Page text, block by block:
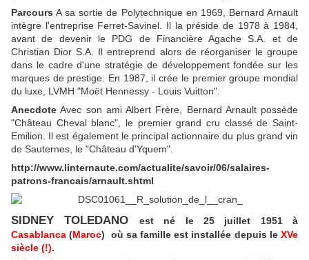
Parcours A sa sortie de Polytechnique en 1969, Bernard Arnault
intègre l'entreprise Ferret-Savinel. Il la préside de 1978 à 1984,
avant de devenir le PDG de Financière Agache S.A. et de
Christian Dior S.A. Il entreprend alors de réorganiser le groupe
dans le cadre d'une stratégie de développement fondée sur les
marques de prestige. En 1987, il crée le premier groupe mondial
du luxe, LVMH "Moët Hennessy - Louis Vuitton".
Anecdote Avec son ami Albert Frère, Bernard Arnault possède
"Château Cheval blanc", le premier grand cru classé de Saint-
Emilion. Il est également le principal actionnaire du plus grand vin
de Sauternes, le "Château d'Yquem".
http://www.linternaute.com/actualite/savoir/06/salaires-
patrons-francais/arnault.shtml
SIDNEY TOLEDANO
est né le 25 juillet 1951 à
Casablanca(Maroc) où sa famille est installée depuis leXVe
siècle (!).